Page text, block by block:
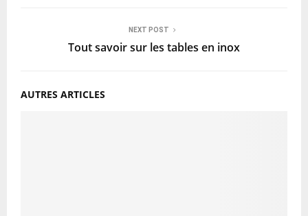
NEXT POST
Tout savoir sur les tables en inox
AUTRES ARTICLES